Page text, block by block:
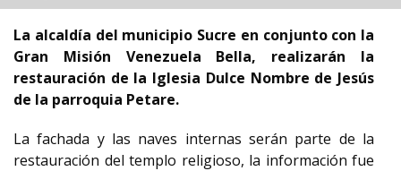
La alcaldía del municipio Sucre en conjunto con la
Gran Misión Venezuela Bella, realizarán la
restauración de la Iglesia Dulce Nombre de Jesús
de la parroquia Petare.
La fachada y las naves internas serán parte de la
restauración del templo religioso, la información fue